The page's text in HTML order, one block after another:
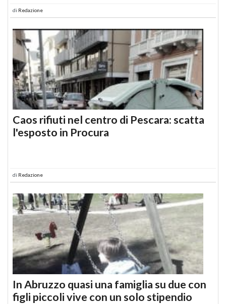
di Redazione
Caos rifiuti nel centro di Pescara: scatta
l'esposto in Procura
di Redazione
In Abruzzo quasi una famiglia su due con
figli piccoli vive con un solo stipendio